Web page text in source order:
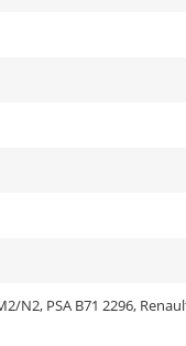
N2, PSA B71 2296,